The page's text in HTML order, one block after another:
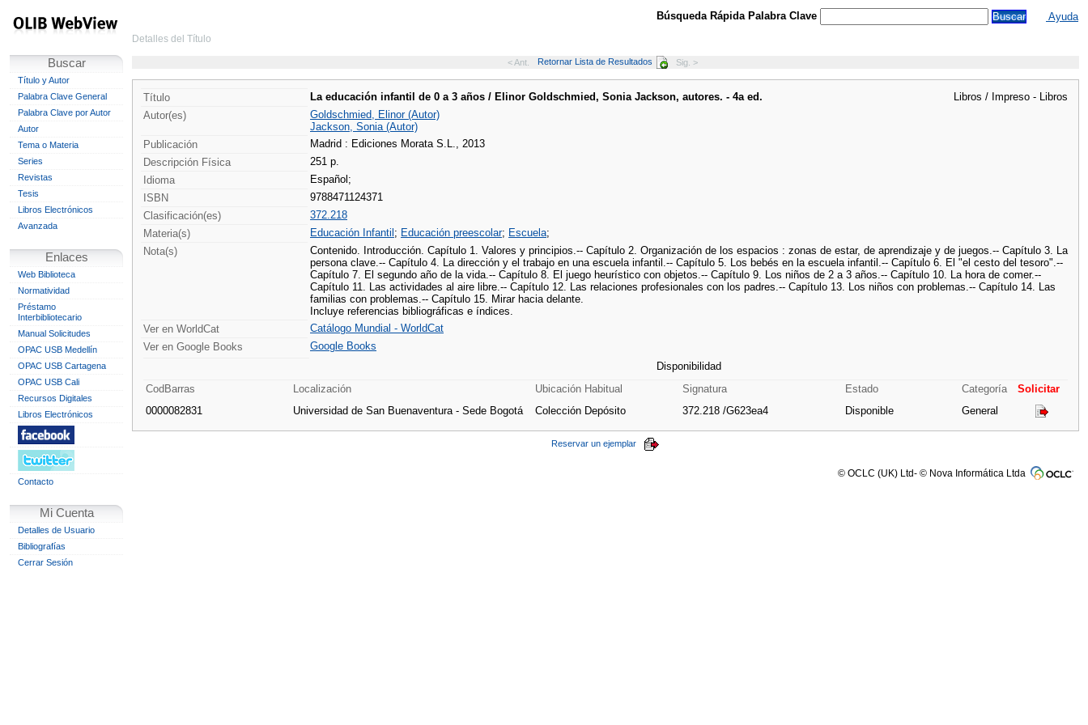
Buscar
Título y Autor
Palabra Clave General
Palabra Clave por Autor
Autor
Tema o Materia
Series
Revistas
Tesis
Libros Electrónicos
Avanzada
Enlaces
Web Biblioteca
Normatividad
Préstamo
Interbibliotecario
Manual Solicitudes
OPAC USB Medellín
OPAC USB Cartagena
OPAC USB Cali
Recursos Digitales
Libros Electrónicos
Contacto
Mi Cuenta
Detalles de Usuario
Bibliografías
Cerrar Sesión
Búsqueda Rápida Palabra Clave Ayuda
Detalles del Título
< Ant. Retornar Lista de Resultados Sig. >
Título La educación infantil de 0 a 3 años / Elinor Goldschmied, Sonia Jackson, autores. - 4a ed.
Libros / Impreso - Libros
Autor(es)
Goldschmied, Elinor (Autor)
Jackson, Sonia (Autor)
Publicación
Madrid : Ediciones Morata S.L., 2013
Descripción Física
251 p.
Idioma
Español;
ISBN
9788471124371
Clasificación(es)
372.218
Materia(s)
Educación Infantil ; Educación preescolar; Escuela;
Nota(s)
Contenido. Introducción. Capítulo 1. Valores y principios.-- Capítulo 2. Organización de los espacios : zonas de estar, de aprendizaje y de juegos.-- Capítulo 3. La
persona clave.-- Capítulo 4. La dirección y el trabajo en una escuela infantil.-- Capítulo 5. Los bebés en la escuela infantil.-- Capítulo 6. El "el cesto del tesoro".--
Capítulo 7. El segundo año de la vida.-- Capítulo 8. El juego heurístico con objetos.-- Capítulo 9. Los niños de 2 a 3 años.-- Capítulo 10. La hora de comer.--
Capítulo 11. Las actividades al aire libre.-- Capítulo 12. Las relaciones profesionales con los padres.-- Capítulo 13. Los niños con problemas.-- Capítulo 14. Las
familias con problemas.-- Capítulo 15. Mirar hacia delante.
Incluye referencias bibliográficas e índices.
Ver en WorldCat
Catálogo Mundial - WorldCat
Ver en Google Books
Google Books
Disponibilidad
CodBarras
Localización Ubicación Habitual Signatura Estado Categoría
Solicitar
0000082831
Universidad de San Buenaventura - Sede Bogotá Colección Depósito 372.218 /G623ea4 Disponible General
Reservar un ejemplar
© OCLC (UK) Ltd- © Nova Informática Ltda